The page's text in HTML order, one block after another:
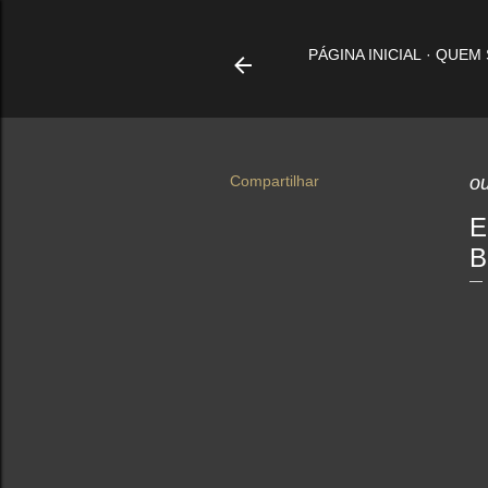
PÁGINA INICIAL QUEM
Compartilhar